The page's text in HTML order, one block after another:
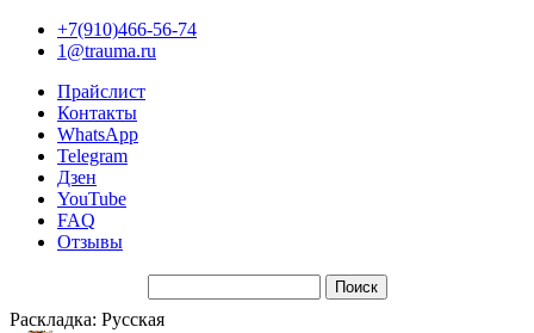
+7(910)466-56-74
1@trauma.ru
Прайслист
Контакты
WhatsApp
Telegram
Дзен
YouTube
FAQ
Отзывы
Раскладка: Русская